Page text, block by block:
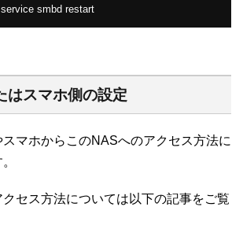
smbd restart
はスマホ側の設定
マホからこのNASへのアクセス方法に
セス方法については以下の記事をご覧